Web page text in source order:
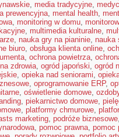
, media tradycyjne,
prewencyjna, mental health,
, monitoring w domu,
, multimedia kulturalne,
, nauka gry na pianinie, nauka
biuro, obsługa klienta online,
, ochrona powietrza,
zdrowia, ogród japoński, ogród
, opieka nad seniorami,
, oprogramowanie ERP,
, oświetlenie domowe,
, piekarnictwo domowe,
, platformy chmurowe,
marketing, podróże biznesowe
, pomoc prawna, pomoc